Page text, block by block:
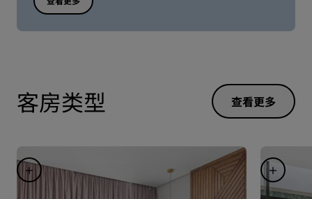
客房类型 查看更多